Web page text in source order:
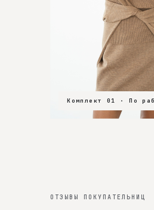
Комплект 01 · По
Комплект 02 · В зал
Комплект 03 · На
ОТЗЫВЫ ПОКУПАТЕЛЬНИЦ